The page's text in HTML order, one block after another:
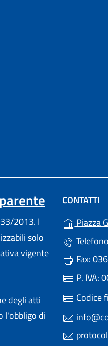
2013. I
solo
vigente
scheda).
degli atti
l'obbligo di
CONTATTI
Piazza
Fax:
P. IVA:
Codice